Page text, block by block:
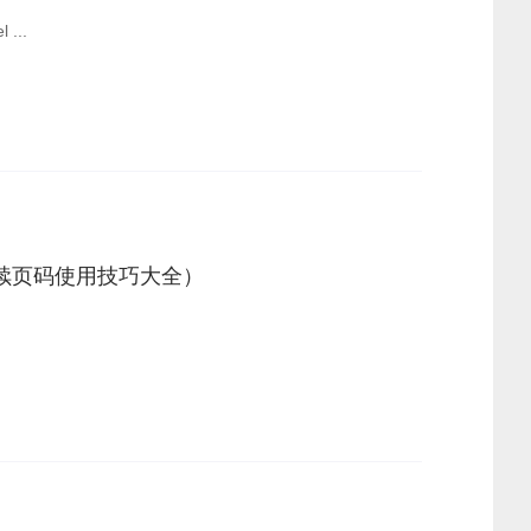
目录： 1、电脑上怎样做表格教程 2、如何制作表格excel ...
码使用技巧大全）